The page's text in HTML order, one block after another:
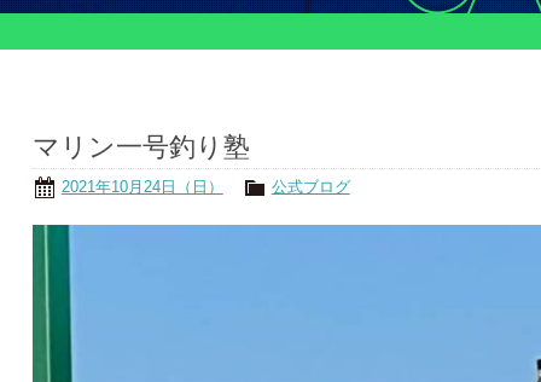
マリン一号釣り塾
2021年10月24日（日） 公式ブログ